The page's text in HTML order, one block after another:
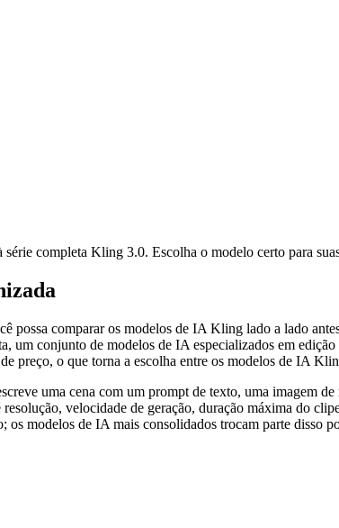
completa Kling 3.0. Escolha o modelo certo para
comparar os modelos de IA Kling lado a lado
conjunto de modelos de IA especializados em
preço, o que torna a escolha entre os modelos de IA
uma cena com um prompt de texto, uma imagem
velocidade de geração, duração máxima do
modelos de IA mais consolidados trocam parte disso